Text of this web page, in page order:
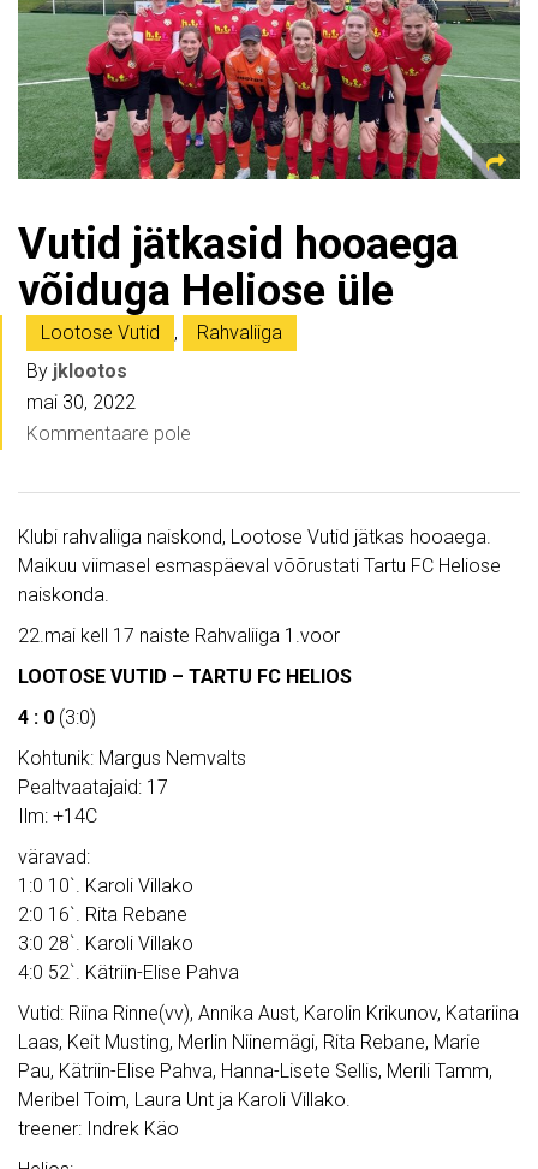
Vutid jätkasid hooaega
võiduga Heliose üle
Lootose Vutid ,
Rahvaliiga
By jklootos
mai 30, 2022
Kommentaare pole
Klubi rahvaliiga naiskond, Lootose Vutid jätkas hooaega.
Maikuu viimasel esmaspäeval võõrustati Tartu FC Heliose
naiskonda.
22.mai kell 17 naiste Rahvaliiga 1.voor
LOOTOSE VUTID – TARTU FC HELIOS
4 : 0 (3:0)
Kohtunik: Margus Nemvalts
Pealtvaatajaid: 17
Ilm: +14C
väravad:
1:0 10`. Karoli Villako
2:0 16`. Rita Rebane
3:0 28`. Karoli Villako
4:0 52`. Kätriin-Elise Pahva
Vutid: Riina Rinne(vv), Annika Aust, Karolin Krikunov, Katariina
Laas, Keit Musting, Merlin Niinemägi, Rita Rebane, Marie
Pau, Kätriin-Elise Pahva, Hanna-Lisete Sellis, Merili Tamm,
Meribel Toim, Laura Unt ja Karoli Villako.
treener: Indrek Käo